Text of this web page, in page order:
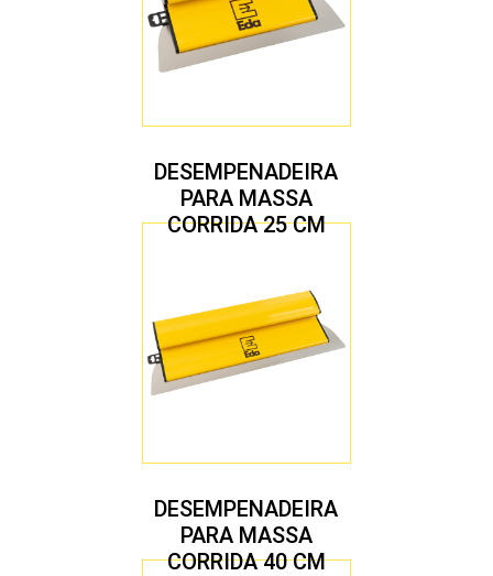
DESEMPENADEIRA
PARA MASSA
CORRIDA 25 CM
DESEMPENADEIRA
PARA MASSA
CORRIDA 40 CM